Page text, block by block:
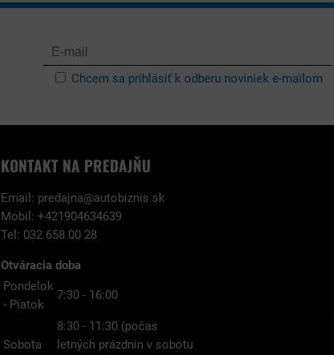
Chcem sa prihlásiť k odberu noviniek e-mailom
KONTAKT NA PREDAJŇU
Email: predajna@autobiznis.sk
Mobil: +421904634639
Tel: 032 658 00 28
Otváracia doba
Pondelok
- Piatok
7:30 - 16:00
Sobota
8:30 - 11:30 (počas
letných prázdnin v sobotu